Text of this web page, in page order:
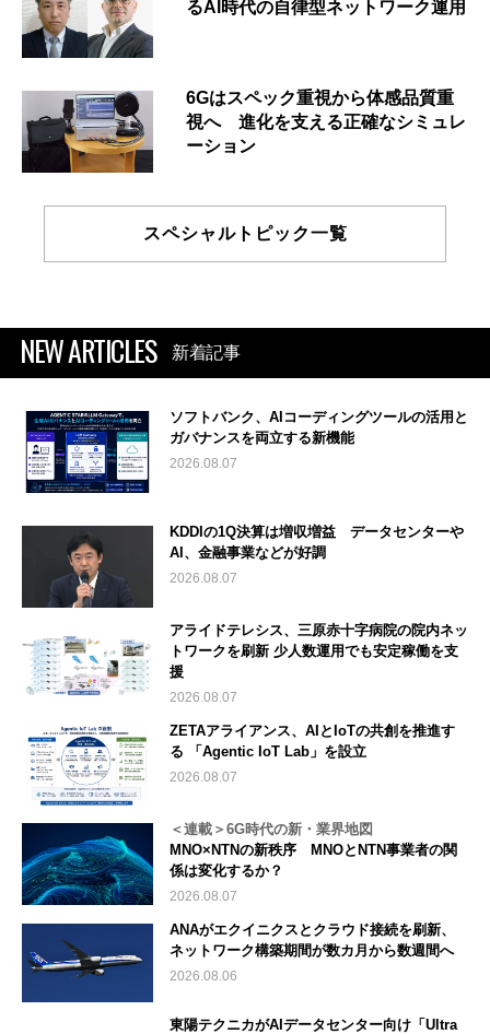
るAI時代の自律型ネットワーク運用
6Gはスペック重視から体感品質重
視へ 進化を支える正確なシミュレ
ーション
スペシャルトピック一覧
NEW ARTICLES 新着記事
ソフトバンク、AIコーディングツールの活用と
ガバナンスを両立する新機能
2026.08.07
KDDIの1Q決算は増収増益 データセンターや
AI、金融事業などが好調
2026.08.07
アライドテレシス、三原赤十字病院の院内ネッ
トワークを刷新 少人数運用でも安定稼働を支
援
2026.08.07
ZETAアライアンス、AIとIoTの共創を推進す
る 「Agentic IoT Lab」を設立
2026.08.07
＜連載＞6G時代の新・業界地図
MNO×NTNの新秩序 MNOとNTN事業者の関
係は変化するか？
2026.08.07
ANAがエクイニクスとクラウド接続を刷新、
ネットワーク構築期間が数カ月から数週間へ
2026.08.06
東陽テクニカがAIデータセンター向け「Ultra